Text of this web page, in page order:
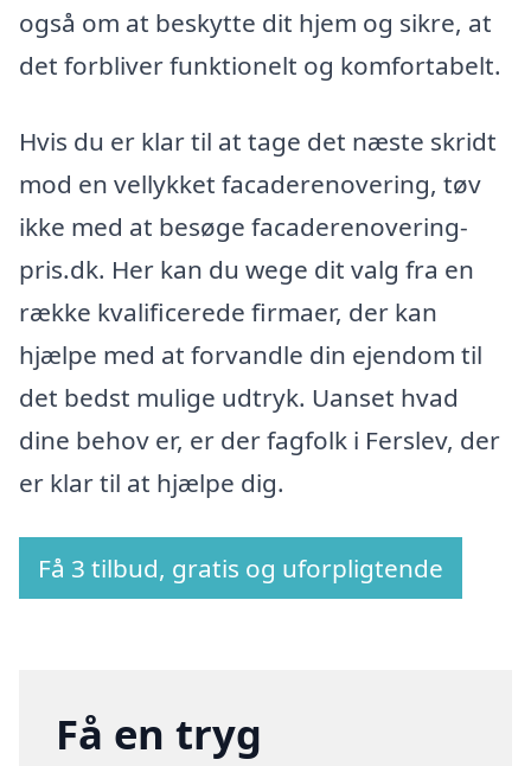
også om at beskytte dit hjem og sikre, at
det forbliver funktionelt og komfortabelt.
Hvis du er klar til at tage det næste skridt
mod en vellykket facaderenovering, tøv
ikke med at besøge facaderenovering-
pris.dk. Her kan du wege dit valg fra en
række kvalificerede firmaer, der kan
hjælpe med at forvandle din ejendom til
det bedst mulige udtryk. Uanset hvad
dine behov er, er der fagfolk i Ferslev, der
er klar til at hjælpe dig.
Få 3 tilbud, gratis og uforpligtende
Få en tryg